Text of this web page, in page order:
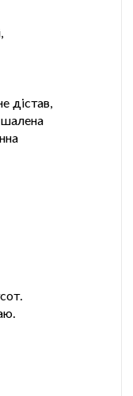
дістав,
шалена